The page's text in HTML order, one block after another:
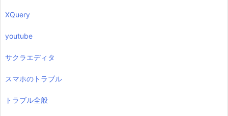
XQuery
youtube
サクラエディタ
スマホのトラブル
トラブル全般